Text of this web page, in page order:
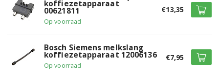
Siemens TE502206RW/10
Siemens TE502506DE/06
koffiezetapparaat
00621811
Op voorraad
€13,35
Bosch Siemens melkslang
koffiezetapparaat 12006136
Op voorraad
€7,95